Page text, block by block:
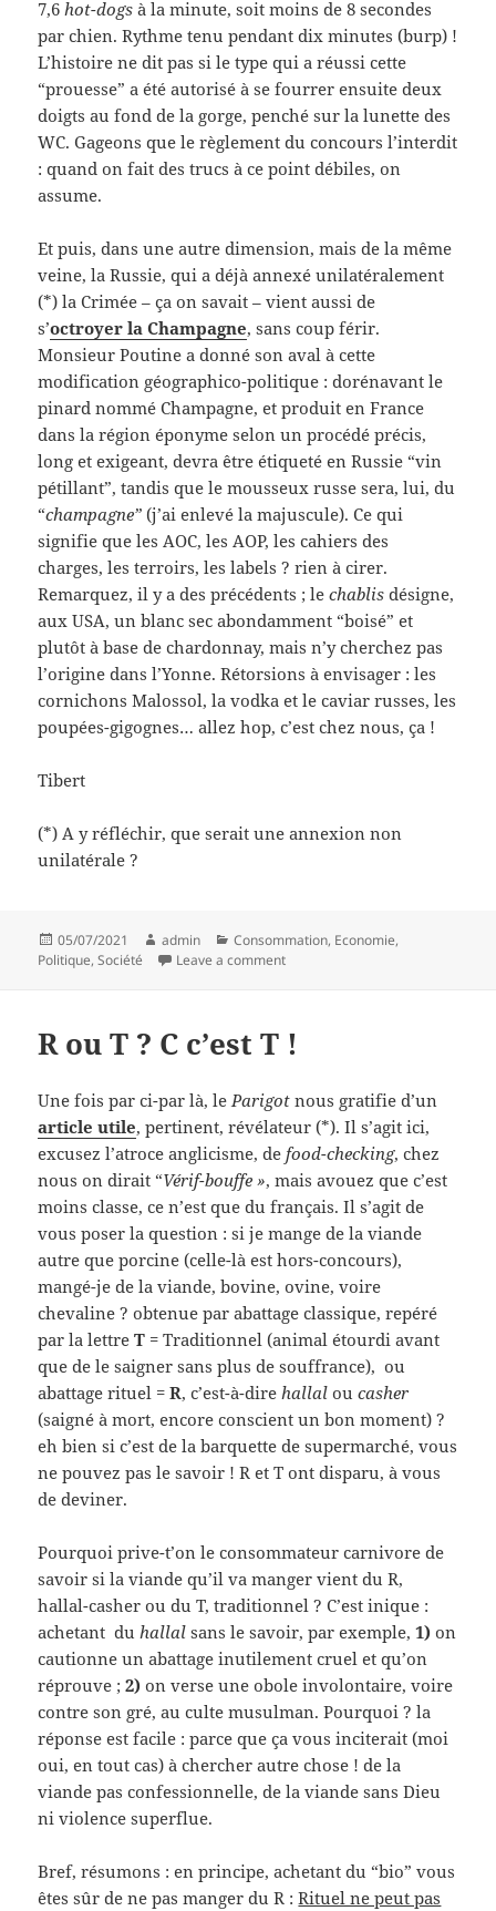
7,6 hot-dogs à la minute, soit moins de 8 secondes
par chien. Rythme tenu pendant dix minutes (burp) !
L’histoire ne dit pas si le type qui a réussi cette
“prouesse” a été autorisé à se fourrer ensuite deux
doigts au fond de la gorge, penché sur la lunette des
WC. Gageons que le règlement du concours l’interdit
: quand on fait des trucs à ce point débiles, on
assume.
Et puis, dans une autre dimension, mais de la même
veine, la Russie, qui a déjà annexé unilatéralement
(*) la Crimée – ça on savait – vient aussi de
s’octroyer la Champagne, sans coup férir.
Monsieur Poutine a donné son aval à cette
modification géographico-politique : dorénavant le
pinard nommé Champagne, et produit en France
dans la région éponyme selon un procédé précis,
long et exigeant, devra être étiqueté en Russie “vin
pétillant”, tandis que le mousseux russe sera, lui, du
“champagne” (j’ai enlevé la majuscule). Ce qui
signifie que les AOC, les AOP, les cahiers des
charges, les terroirs, les labels ? rien à cirer.
Remarquez, il y a des précédents ; lechablis désigne,
aux USA, un blanc sec abondamment “boisé” et
plutôt à base de chardonnay, mais n’y cherchez pas
l’origine dans l’Yonne. Rétorsions à envisager : les
cornichons Malossol, la vodka et le caviar russes, les
poupées-gigognes… allez hop, c’est chez nous, ça !
Tibert
(*) A y réfléchir, que serait une annexion non
unilatérale ?
Posted
on
05/07/2021 Author
admin Categories
Consommation, Economie,
Politique,Société Leave a commenton Con cours russo-états-unien
R ou T ? C c’est T !
Une fois par ci-par là, leParigot nous gratifie d’un
article utile, pertinent, révélateur (*). Il s’agit ici,
excusez l’atroce anglicisme, defood-checking, chez
nous on dirait “Vérif-bouffe », mais avouez que c’est
moins classe, ce n’est que du français. Il s’agit de
vous poser la question : si je mange de la viande
autre que porcine (celle-là est hors-concours),
mangé-je de la viande, bovine, ovine, voire
chevaline ? obtenue par abattage classique, repéré
par la lettreT = Traditionnel (animal étourdi avant
que de le saigner sans plus de souffrance), ou
abattage rituel =R, c’est-à-direhallal oucasher
(saigné à mort, encore conscient un bon moment) ?
eh bien si c’est de la barquette de supermarché, vous
ne pouvez pas le savoir ! R et T ont disparu, à vous
de deviner.
Pourquoi prive-t’on le consommateur carnivore de
savoir si la viande qu’il va manger vient du R,
hallal-casher ou du T, traditionnel ? C’est inique :
achetant duhallal sans le savoir, par exemple, 1) on
cautionne un abattage inutilement cruel et qu’on
réprouve ;2) on verse une obole involontaire, voire
contre son gré, au culte musulman. Pourquoi ? la
réponse est facile : parce que ça vous inciterait (moi
oui, en tout cas) à chercher autre chose ! de la
viande pas confessionnelle, de la viande sans Dieu
ni violence superflue.
Bref, résumons : en principe, achetant du “bio” vous
êtes sûr de ne pas manger du R :Rituel ne peut pas